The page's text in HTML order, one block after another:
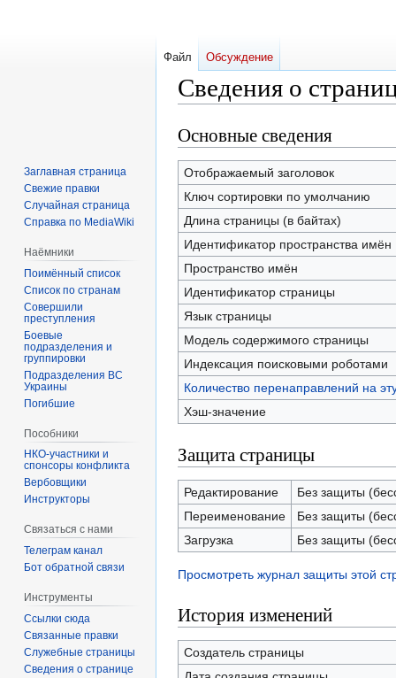
Сведения о
Перейти
к
навигации
Перейти
к
поиску
Основные сведения
Отображаемый заголовок
Ключ сортировки по умолчанию
Длина страницы (в байтах)
Идентификатор пространства имён
Пространство имён
Идентификатор страницы
Язык страницы
Модель содержимого страницы
Индексация поисковыми роботами
Количество перенаправлений на
Хэш-значение
Защита страницы
Редактирование
Без защиты
Переименование
Без защиты
Загрузка
Без защиты
Просмотреть журнал защиты этой
История изменений
Создатель страницы
Файл Обсуждение
Заглавная страница
Свежие правки
Случайная страница
Справка по MediaWiki
Наёмники
Поимённый список
Список по странам
Совершили
преступления
Боевые
подразделения и
группировки
Подразделения ВС
Украины
Погибшие
Пособники
спонсоры конфликта
‏‎Вербовщики
Инструкторы
Связаться с нами
Телеграм канал
Бот обратной связи
Инструменты
Ссылки сюда
Связанные правки
Служебные страницы
Сведения о странице